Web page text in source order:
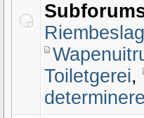
Toiletgerei,